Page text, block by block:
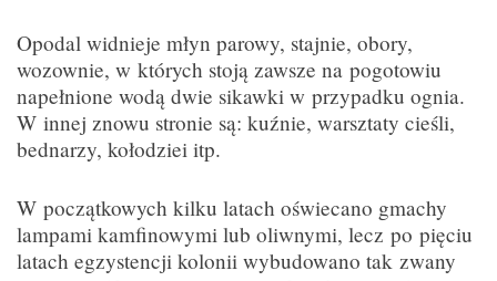
Opodal widnieje młyn parowy, stajnie, obory,
wozownie, w których stoją zawsze na pogotowiu
napełnione wodą dwie sikawki w przypadku ognia.
W innej znowu stronie są: kuźnie, warsztaty cieśli,
bednarzy, kołodziei itp.
W początkowych kilku latach oświecano gmachy
lampami kamfinowymi lub oliwnymi, lecz po pięciu
latach egzystencji kolonii wybudowano tak zwany